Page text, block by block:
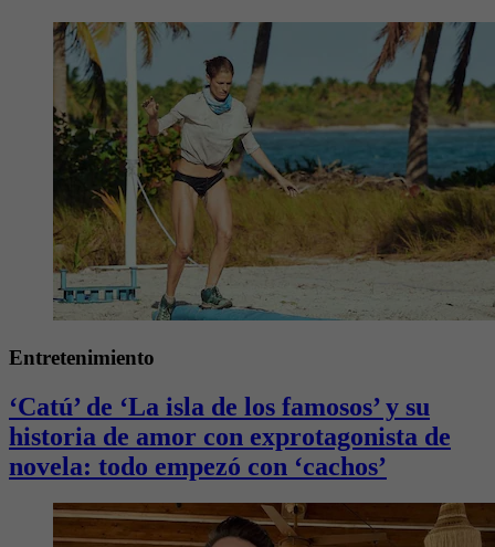
Entretenimiento
‘Catú’ de ‘La isla de los famosos’ y su
historia de amor con exprotagonista de
novela: todo empezó con ‘cachos’